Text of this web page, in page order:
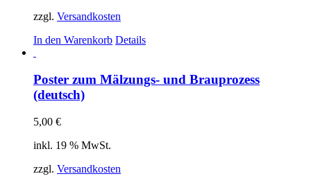
zzgl. Versandkosten
In den Warenkorb Details
Poster zum Mälzungs- und Brauprozess
(deutsch)
5,00 €
inkl. 19 % MwSt.
zzgl. Versandkosten